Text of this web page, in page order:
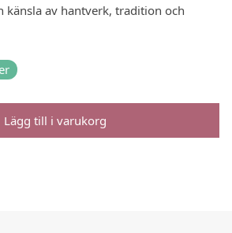
känsla av hantverk, tradition och
Lägg till i varukorg